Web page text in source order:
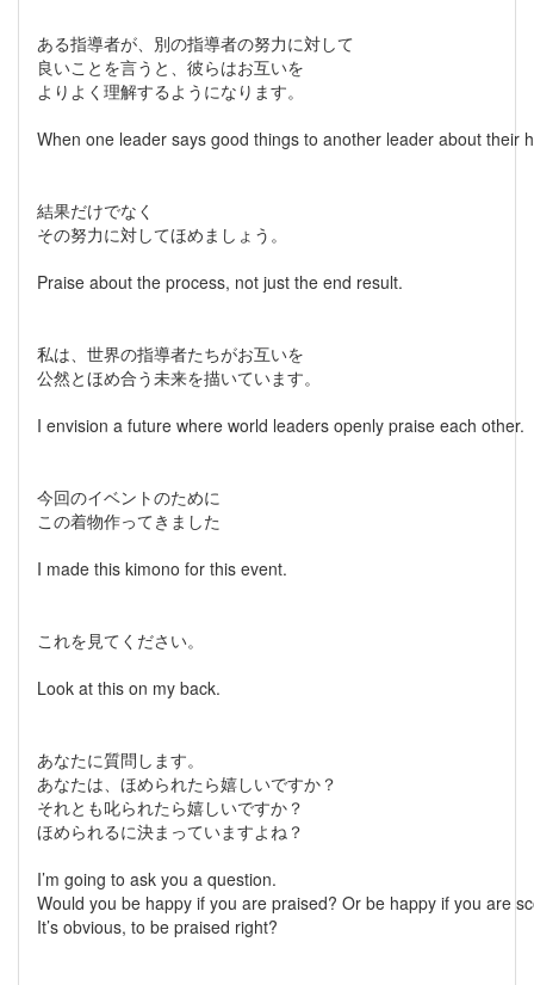
ある指導者が、別の指導者の努力に対して
良いことを言うと、彼らはお互いを
よりよく理解するようになります。
When one leader says good things to another leader about
結果だけでなく
その努力に対してほめましょう。
Praise about the process, not just the end result.
私は、世界の指導者たちがお互いを
公然とほめ合う未来を描いています。
I envision a future where world leaders openly praise each other.
今回のイベントのために
この着物作ってきました
I made this kimono for this event.
これを見てください。
Look at this on my back.
あなたに質問します。
あなたは、ほめられたら嬉しいですか？
それとも叱られたら嬉しいですか？
ほめられるに決まっていますよね？
I’m going to ask you a question.
Would you be happy if you are praised? Or be happy if you are
It’s obvious, to be praised right?